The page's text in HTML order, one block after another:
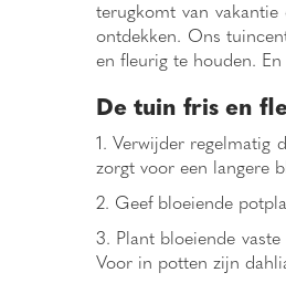
terugkomt van
ontdekken. Ons
en fleurig te houden.
De tuin fris en
1. Verwijder regelmatig
zorgt voor een langere
2. Geef bloeiende
3. Plant bloeiende
Voor in potten zijn